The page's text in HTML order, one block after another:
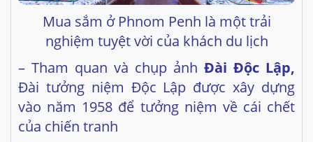
Mua sắm ở Phnom Penh là một trải
nghiệm tuyệt vời của khách du lịch
– Tham quan và chụp ảnh Đài Độc Lập,
Đài tưởng niệm Độc Lập được xây dựng
vào năm 1958 để tưởng niệm về cái chết
của chiến tranh